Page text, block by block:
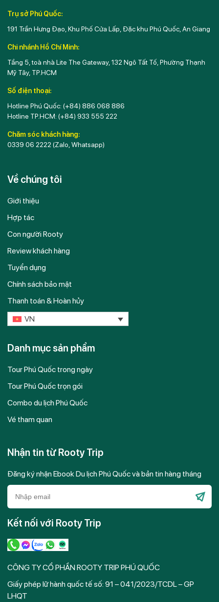
Trụ sở Phú Quốc:
191 Trần Hưng Đạo, Khu Phố Cửa Lấp, Đặc khu Phú Quốc, An Giang
Chi nhánh Hồ Chí Minh:
Tầng 5, toà nhà Lite The Gateway, 132 Ngô Tất Tố, Phường Thạnh
Mỹ Tây, TP.HCM
Số điện thoại:
Hotline Phú Quốc: (+84) 886 068 886
Hotline TP.HCM: (+84) 933 555 222
Chăm sóc khách hàng:
0339 06 2222 (Zalo, Whatsapp)
Về chúng tôi
Giới thiệu
Hợp tác
Con người Rooty
Review khách hàng
Tuyển dụng
Chính sách bảo mật
Thanh toán & Hoàn hủy
VN
Danh mục sản phẩm
Tour Phú Quốc trong ngày
Tour Phú Quốc trọn gói
Combo du lịch Phú Quốc
Vé tham quan
Nhận tin từ Rooty Trip
Đăng ký nhận Ebook Du lịch Phú Quốc và bản tin hàng tháng
Please
Kết nối với Rooty Trip
CÔNG TY CỔ PHẦN ROOTY TRIP PHÚ QUỐC
Giấy phép lữ hành quốc tế số: 91 – 041/2023/TCDL – GP
LHQT